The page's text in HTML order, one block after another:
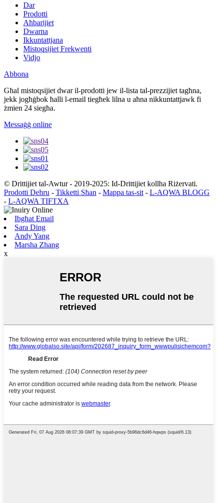
Dar
Prodotti
Aħbarijiet
Dwarna
Ikkuntattjana
Mistoqsijiet Frekwenti
Vidjo
Abbona
Għal mistoqsijiet dwar il-prodotti jew il-lista tal-prezzijiet tagħna,
jekk jogħġbok ħalli l-email tiegħek lilna u aħna nikkuntattjawk fi
żmien 24 siegħa.
Messaġġ online
© Drittijiet tal-Awtur - 2019-2025: Id-Drittijiet kollha Riżervati.
Prodotti Dehru - Tikketti Sħan - Mappa tas-sit - L-AQWA BLOGG
- L-AQWA TIFTXA
Ibgħat Email
Sara Ding
Andy Yang
Marsha Zhang
x